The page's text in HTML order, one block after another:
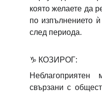
която желаете да
по изпълнението
след периода.
♑ КОЗИРОГ:
свързани с